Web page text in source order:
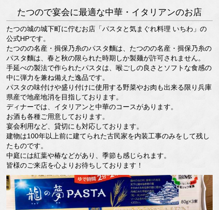
たつので宴会に最適な中華・イタリアンのお店
たつの城の城下町に佇むお店「パスタと気まぐれ料理 いちわ」の
公式HPです。
たつのの名産・揖保乃糸のパスタ麵は、たつのの名産・揖保乃糸の
パスタ麵は、春と秋の限られた時期しか製麺が許可されません。
手延べの製法で作られたパスタは、喉ごしの良さとソフトな食感の
中に弾力を兼ね備えた逸品です。
パスタの味付けや盛り付けに使用する野菜やお肉も出来る限り兵庫
県産で地産地消を目指しております。
ディナーでは、イタリアンと中華のコースがあります。
お酒も各種ご用意しております。
宴会利用など、貸切にも対応しております。
建物は100年以上前に建てられた古民家を内装工事のみをして残し
たものです。
中庭には紅葉や椿などがあり、季節も感じられます。
皆様のご来店を心よりお待ちしております！